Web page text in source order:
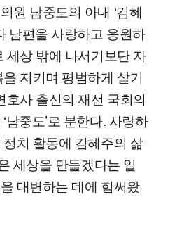
원 남중도의 아내 ‘김혜
남편을 사랑하고 응원하
세상 밖에 나서기보단 자
지키며 평범하게 살기
호사 출신의 재선 국회의
남중도’로 분한다. 사랑하
치 활동에 김혜주의 삶
세상을 만들겠다는 일
대변하는 데에 힘써왔